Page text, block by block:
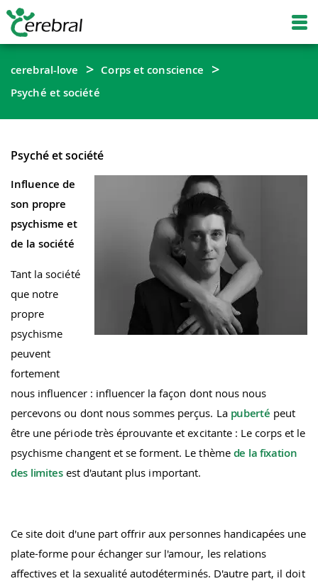
cerebral-love
Corps et conscience
Psyché et société
Psyché et société
Influence de
son propre
psychisme et
de la société
Tant la société
que notre
propre
psychisme
peuvent
fortement
nous influencer : influencer la façon dont nous nous
percevons ou dont nous sommes perçus. La puberté peut
être une période très éprouvante et excitante : Le corps et le
psychisme changent et se forment. Le thème de la fixation
des limitesest d'autant plus important.
Ce site doit d'une part offrir aux personnes handicapées une
plate-forme pour échanger sur l'amour, les relations
affectives et la sexualité autodéterminés. D'autre part, il doit